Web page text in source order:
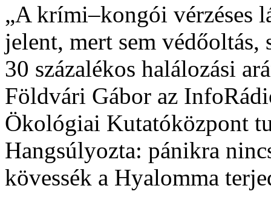
„A krími–kongói vérzéses
jelent, mert sem védőoltás,
30 százalékos halálozási
Földvári Gábor az
Ökológiai Kutatóközpont
Hangsúlyozta: pánikra
kövessék a Hyalomma